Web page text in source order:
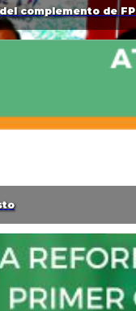
complemento de